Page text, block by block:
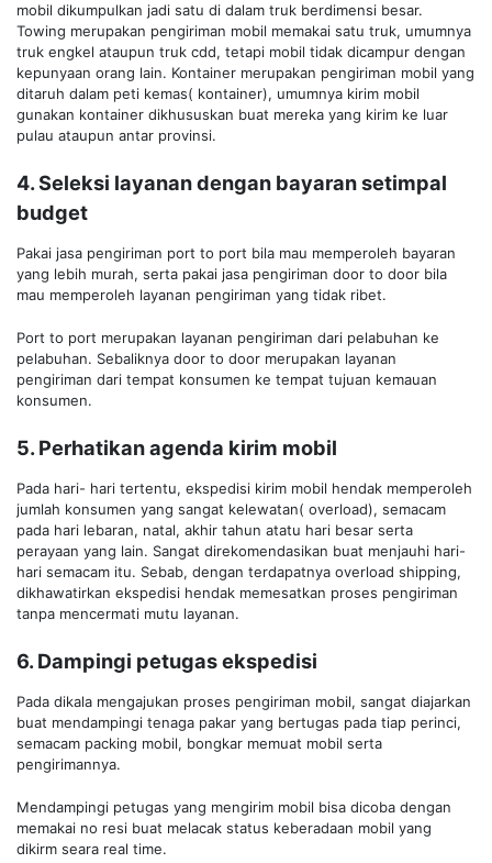
mobil dikumpulkan jadi satu di dalam truk berdimensi besar.
Towing merupakan pengiriman mobil memakai satu truk, umumnya
truk engkel ataupun truk cdd, tetapi mobil tidak dicampur dengan
kepunyaan orang lain. Kontainer merupakan pengiriman mobil yang
ditaruh dalam peti kemas( kontainer), umumnya kirim mobil
gunakan kontainer dikhususkan buat mereka yang kirim ke luar
pulau ataupun antar provinsi.
4. Seleksi layanan dengan bayaran setimpal
budget
Pakai jasa pengiriman port to port bila mau memperoleh bayaran
yang lebih murah, serta pakai jasa pengiriman door to door bila
mau memperoleh layanan pengiriman yang tidak ribet.
Port to port merupakan layanan pengiriman dari pelabuhan ke
pelabuhan. Sebaliknya door to door merupakan layanan
pengiriman dari tempat konsumen ke tempat tujuan kemauan
konsumen.
5. Perhatikan agenda kirim mobil
Pada hari- hari tertentu, ekspedisi kirim mobil hendak memperoleh
jumlah konsumen yang sangat kelewatan( overload), semacam
pada hari lebaran, natal, akhir tahun atatu hari besar serta
perayaan yang lain. Sangat direkomendasikan buat menjauhi hari-
hari semacam itu. Sebab, dengan terdapatnya overload shipping,
dikhawatirkan ekspedisi hendak memesatkan proses pengiriman
tanpa mencermati mutu layanan.
6. Dampingi petugas ekspedisi
Pada dikala mengajukan proses pengiriman mobil, sangat diajarkan
buat mendampingi tenaga pakar yang bertugas pada tiap perinci,
semacam packing mobil, bongkar memuat mobil serta
pengirimannya.
Mendampingi petugas yang mengirim mobil bisa dicoba dengan
memakai no resi buat melacak status keberadaan mobil yang
dikirm seara real time.